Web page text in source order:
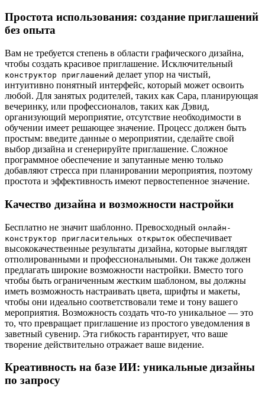
Простота использования: создание приглашений
без опыта
Вам не требуется степень в области графического дизайна,
чтобы создать красивое приглашение. Исключительный
конструктор приглашений делает упор на чистый,
интуитивно понятный интерфейс, который может освоить
любой. Для занятых родителей, таких как Сара, планирующая
вечеринку, или профессионалов, таких как Дэвид,
организующий мероприятие, отсутствие необходимости в
обучении имеет решающее значение. Процесс должен быть
простым: введите данные о мероприятии, сделайте свой
выбор дизайна и сгенерируйте приглашение. Сложное
программное обеспечение и запутанные меню только
добавляют стресса при планировании мероприятия, поэтому
простота и эффективность имеют первостепенное значение.
Качество дизайна и возможности настройки
Бесплатно не значит шаблонно. Превосходный онлайн-
конструктор пригласительных открыток обеспечивает
высококачественные результаты дизайна, которые выглядят
отполированными и профессиональными. Он также должен
предлагать широкие возможности настройки. Вместо того
чтобы быть ограниченным жестким шаблоном, вы должны
иметь возможность настраивать цвета, шрифты и макеты,
чтобы они идеально соответствовали теме и тону вашего
мероприятия. Возможность создать что-то уникальное — это
то, что превращает приглашение из простого уведомления в
заветный сувенир. Эта гибкость гарантирует, что ваше
творение действительно отражает ваше видение.
Креативность на базе ИИ: уникальные дизайны
по запросу